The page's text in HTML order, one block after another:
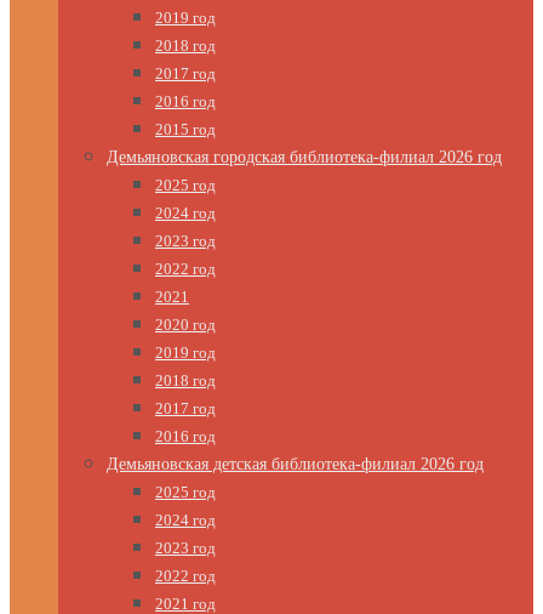
2019 год
2018 год
2017 год
2016 год
2015 год
Демьяновская городская библиотека-филиал 2026 год
2025 год
2024 год
2023 год
2022 год
2021
2020 год
2019 год
2018 год
2017 год
2016 год
Демьяновская детская библиотека-филиал 2026 год
2025 год
2024 год
2023 год
2022 год
2021 год